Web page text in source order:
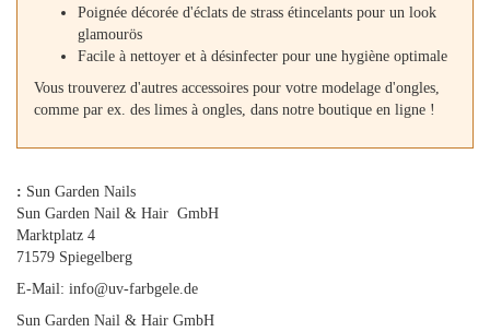
Poignée décorée d'éclats de strass étincelants pour un look
glamourös
Facile à nettoyer et à désinfecter pour une hygiène optimale
Vous trouverez d'autres accessoires pour votre modelage d'ongles,
comme par ex. des limes à ongles, dans notre boutique en ligne !
: Sun Garden Nails
Sun Garden Nail & Hair GmbH
Marktplatz 4
71579 Spiegelberg
E-Mail: info@uv-farbgele.de
Sun Garden Nail & Hair GmbH